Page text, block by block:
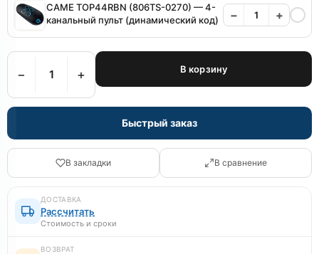
CAME TOP44RBN (806TS-0270) — 4-
канальный пульт (динамический код)
− +
− + В корзину
Быстрый заказ
В закладки В сравнение
ДОСТАВКА
Рассчитать
Стоимость и сроки
ВОЗВРАТ